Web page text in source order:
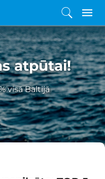
atpūtai!
visā Baltijā